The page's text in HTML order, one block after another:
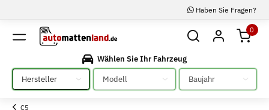
Haben Sie Fragen?
0
Wählen Sie Ihr Fahrzeug
Bitte auswählen
Bitte auswählen Bitte auswählen
C5